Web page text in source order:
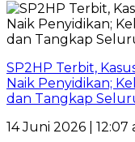
SP2HP Terbit,
Naik Penyidikan;
dan Tangkap
14 Juni 2026 | 12:07